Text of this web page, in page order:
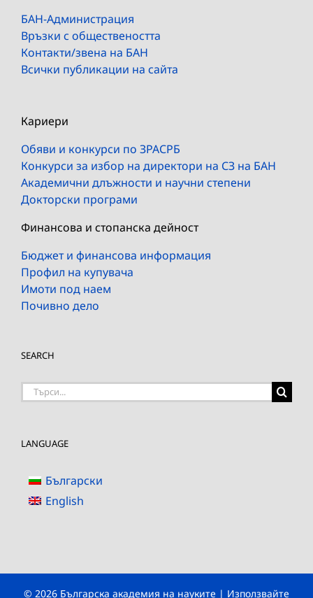
БАН-Администрация
Връзки с обществеността
Контакти/звена на БАН
Всички публикации на сайта
Кариери
Обяви и конкурси по ЗРАСРБ
Конкурси за избор на директори на СЗ на БАН
Академични длъжности и научни степени
Докторски програми
Финансова и стопанска дейност
Бюджет и финансова информация
Профил на купувача
Имоти под наем
Почивно дело
SEARCH
Търсене
LANGUAGE
Български
English
© 2026 Българска академия на науките | Използвайте